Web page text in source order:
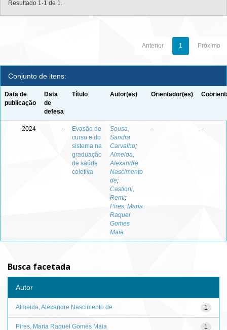
Resultado 1-1 de 1.
Anterior 1 Próximo
Conjunto de itens:
Data de
publicação
Data
de
defesa
Título Autor(es) Orientador(es)
2024 -
Evasão de
curso e do
sistema na
graduação
de saúde
coletiva
Sousa,
Sandra
Carvalho;
Almeida,
Alexandre
Nascimento
de;
Castioni,
Remi;
Pires, Maria
Raquel
Gomes
Maia
- -
Busca facetada
Autor
1
Almeida, Alexandre Nascimento de
1
Pires, Maria Raquel Gomes Maia